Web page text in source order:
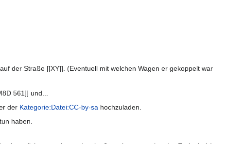
der Straße [[XY]]. (Eventuell mit welchen Wagen er gekoppelt war
561]] und...
der Kategorie:Datei:CC-by-sa hochzuladen.
haben.